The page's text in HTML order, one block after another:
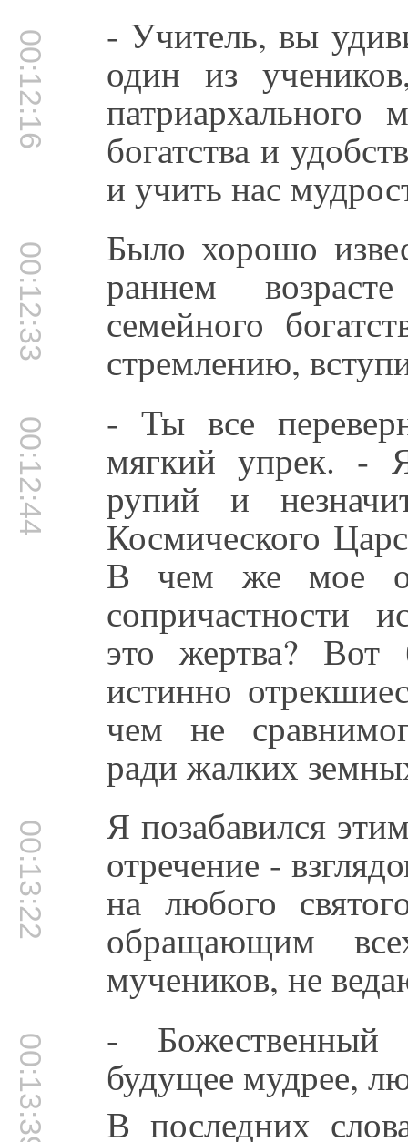
00:12:16 - Учитель, вы
один из
богатства и
и учить нас
00:12:33 Было хорошо
раннем
семейного
стремлению,
00:12:44 - Ты все
мягкий упрек. -
рупий и
Космического
В чем же мое
сопричастности
это жертва?
истинно
чем не
ради жалких
00:13:22 Я позабавился
отречение -
на любого
обращающим
мучеников, не
00:13:39 - Божественный
будущее мудрее,
В последних